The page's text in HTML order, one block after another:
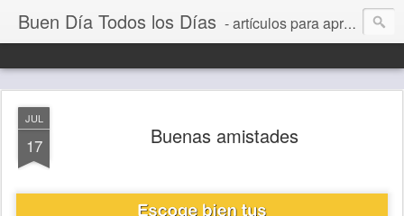
Buen Día Todos los Días - artículos para aprender a vivir mejor, un día a la vez. Por Juan C Quintero
JUL
17 Buenas amistades